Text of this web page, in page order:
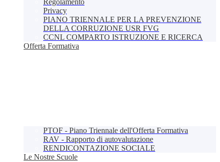
Regolamento
Privacy
PIANO TRIENNALE PER LA PREVENZIONE
DELLA CORRUZIONE USR FVG
CCNL COMPARTO ISTRUZIONE E RICERCA
Offerta Formativa
PTOF - Piano Triennale dell'Offerta Formativa
RAV - Rapporto di autovalutazione
RENDICONTAZIONE SOCIALE
Le Nostre Scuole